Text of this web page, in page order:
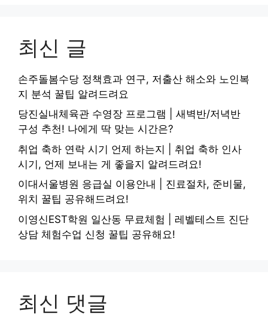
최신 글
손주돌봄수당 정책효과 연구, 저출산 해소와 노인복
지 분석 꿀팁 알려드려요
당진실내체육관 수영장 프로그램 | 새벽반/저녁반
구성 추천! 나에게 딱 맞는 시간은?
취업 축하 연락 시기 언제 하는지 | 취업 축하 인사
시기, 언제 보내는 게 좋을지 알려드려요!
이대서울병원 응급실 이용안내 | 진료절차, 준비물,
위치 꿀팁 공유해드려요!
이영신EST학원 일산동 무료체험 | 레벨테스트 진단
상담 체험수업 신청 꿀팁 공유해요!
최신 댓글